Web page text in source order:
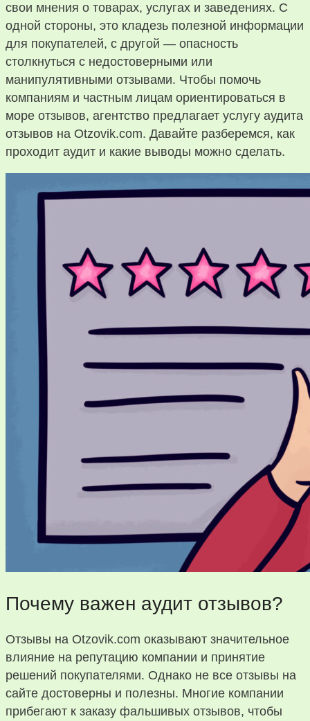
свои мнения о товарах, услугах и заведениях. С
одной стороны, это кладезь полезной информации
для покупателей, с другой — опасность
столкнуться с недостоверными или
манипулятивными отзывами. Чтобы помочь
компаниям и частным лицам ориентироваться в
море отзывов, агентство предлагает услугу аудита
отзывов на Otzovik.com. Давайте разберемся, как
проходит аудит и какие выводы можно сделать.
Почему важен аудит отзывов?
Отзывы на Otzovik.com оказывают значительное
влияние на репутацию компании и принятие
решений покупателями. Однако не все отзывы на
сайте достоверны и полезны. Многие компании
прибегают к заказу фальшивых отзывов, чтобы